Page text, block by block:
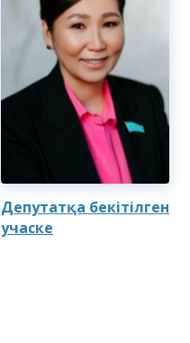
Депутатқа бекітілген
учаске